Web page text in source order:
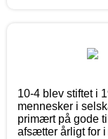
10-4 blev stiftet i
mennesker i
primært på gode
afsætter årligt for